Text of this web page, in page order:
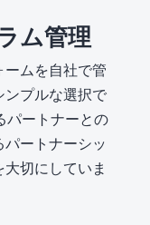
ム管理
ムを自社で管
ンプルな選択で
パートナーとの
ートナーシッ
切にしていま